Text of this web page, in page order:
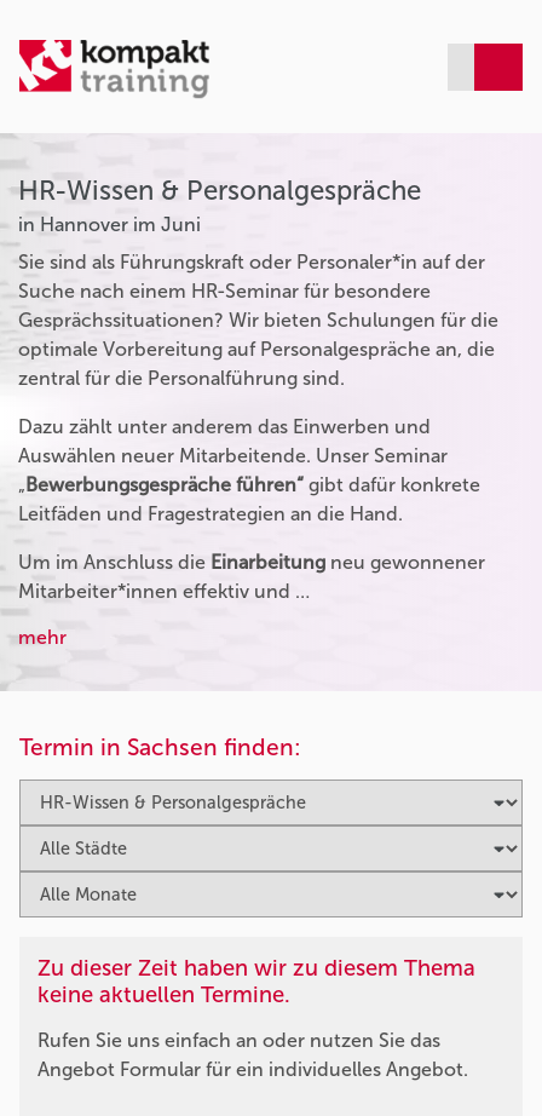
HR-Wissen & Personalgespräche
in Hannover im Juni
Sie sind als Führungskraft oder Personaler*in auf der
Suche nach einem HR-Seminar für besondere
Gesprächssituationen? Wir bieten Schulungen für die
optimale Vorbereitung auf Personalgespräche an, die
zentral für die Personalführung sind.
Dazu zählt unter anderem das Einwerben und
Auswählen neuer Mitarbeitende. Unser Seminar
„Bewerbungsgespräche führen“ gibt dafür konkrete
Leitfäden und Fragestrategien an die Hand.
Um im Anschluss die Einarbeitung neu gewonnener
Mitarbeiter*innen effektiv und …
mehr
Termin in Sachsen finden:
Zu dieser Zeit haben wir zu diesem Thema
keine aktuellen Termine.
Rufen Sie uns einfach an oder nutzen Sie das
Angebot Formular für ein individuelles Angebot.